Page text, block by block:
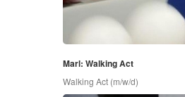
Marl: Walking Act
Walking Act (m/w/d)